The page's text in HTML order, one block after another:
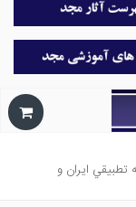
تطبيقي ايران و